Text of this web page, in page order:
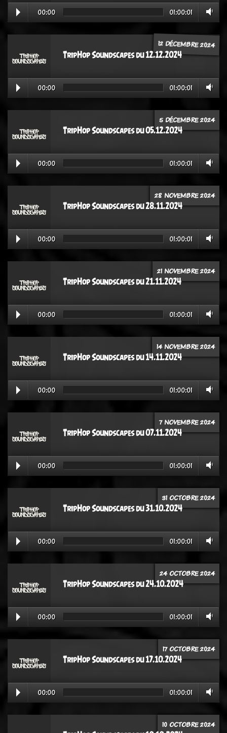
00:00 01:00:01
12 DÉCEMBRE 2024
TripHop Soundscapes du 12.12.2024
00:00 01:00:01
5 DÉCEMBRE 2024
TripHop Soundscapes du 05.12.2024
00:00 01:00:01
28 NOVEMBRE 2024
TripHop Soundscapes du 28.11.2024
00:00 01:00:01
21 NOVEMBRE 2024
TripHop Soundscapes du 21.11.2024
00:00 01:00:01
14 NOVEMBRE 2024
TripHop Soundscapes du 14.11.2024
00:00 01:00:01
7 NOVEMBRE 2024
TripHop Soundscapes du 07.11.2024
00:00 01:00:01
31 OCTOBRE 2024
TripHop Soundscapes du 31.10.2024
00:00 01:00:01
24 OCTOBRE 2024
TripHop Soundscapes du 24.10.2024
00:00 01:00:01
17 OCTOBRE 2024
TripHop Soundscapes du 17.10.2024
00:00 01:00:01
10 OCTOBRE 2024